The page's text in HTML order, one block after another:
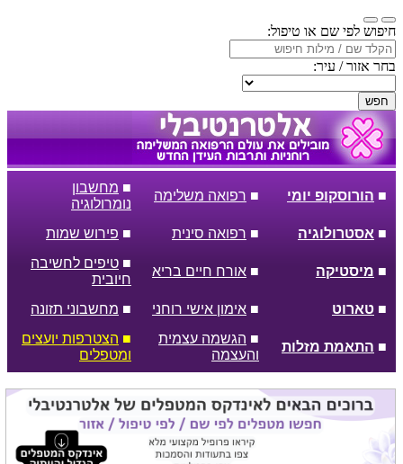
חיפוש לפי שם או טיפול:
בחר אזור / עיר:
חפש
■ הורוסקופ יומי ■ רפואה משלימה
■ מחשבון
נומרולוגיה
■ אסטרולוגיה ■ רפואה סינית ■ פירוש שמות
■ מיסטיקה ■ אורח חיים בריא
■ טיפים לחשיבה
חיובית
■ טארוט ■ אימון אישי רוחני ■ מחשבוני תזונה
■ התאמת מזלות
■ הגשמה עצמית
והעצמה
■ הצטרפות יועצים
ומטפלים